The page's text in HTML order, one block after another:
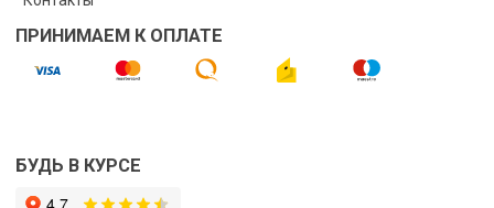
ПРИНИМАЕМ К ОПЛАТЕ
БУДЬ В КУРСЕ